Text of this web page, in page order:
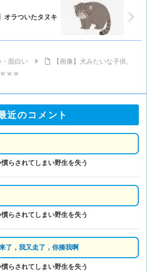
オラついたタヌキ
面白い
【画像】犬みたいな子供、
ｗｗ
近のコメント
らされてしまい野生を失う
らされてしまい野生を失う
了，我又走了，你揍我啊
らされてしまい野生を失う